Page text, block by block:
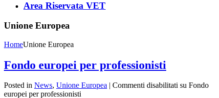
Area Riservata VET
Unione Europea
HomeUnione Europea
Fondo europei per professionisti
Posted in News, Unione Europea | Commenti disabilitati su Fondo
europei per professionisti